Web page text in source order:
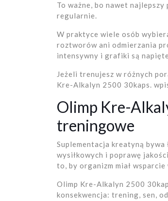
To ważne, bo nawet
regularnie.
W praktyce wiele osób
roztworów ani odmierzania
intensywny i grafiki są
Jeżeli trenujesz w różnych
Kre-Alkalyn 2500 30kaps.
Olimp Kre-
treningowe
Suplementacja kreatyną bywa
wysiłkowych i poprawę
to, by organizm miał
Olimp Kre-Alkalyn 2500
konsekwencja: trening, sen,